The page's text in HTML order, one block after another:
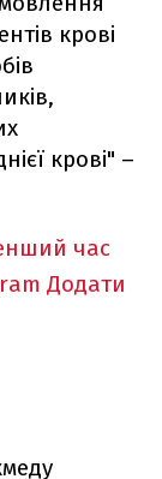
крові
крові" –
час
Додати